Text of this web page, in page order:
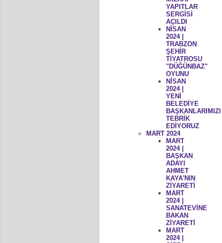
YAPITLAR
SERGİSİ
AÇILDI
NİSAN
2024 |
TRABZON
ŞEHİR
TİYATROSU
"DÜĞÜNBAZ"
OYUNU
NİSAN
2024 |
YENİ
BELEDİYE
BAŞKANLARIMIZI
TEBRİK
EDİYORUZ
MART 2024
MART
2024 |
BAŞKAN
ADAYI
AHMET
KAYA'NIN
ZİYARETİ
MART
2024 |
SANATEVİNE
BAKAN
ZİYARETİ
MART
2024 |